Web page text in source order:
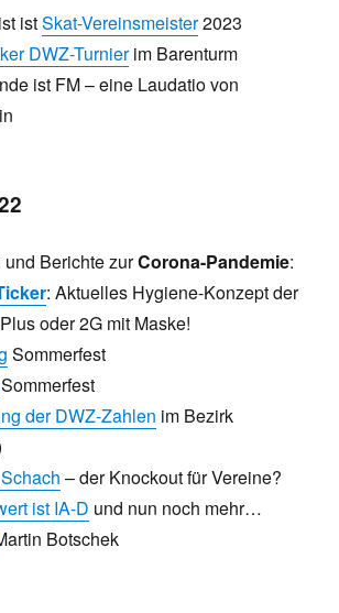
istSkat-Vereinsmeister2023
DWZ-Turnierim Barenturm
ist FM – eine Laudatio von
und Berichte zurCorona-Pandemie:
: Aktuelles Hygiene-Konzept der
oder 2G mit Maske!
Sommerfest
Sommerfest
der DWZ-Zahlen im Bezirk
– der Knockout für Vereine?
ist IA-D und nun noch mehr…
Botschek